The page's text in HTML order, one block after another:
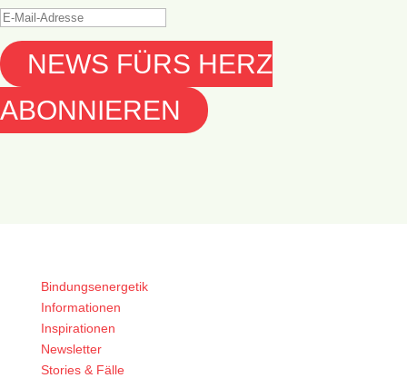
NEWS FÜRS HERZ
ABONNIEREN
Bindungsenergetik
Informationen
Inspirationen
Newsletter
Stories & Fälle